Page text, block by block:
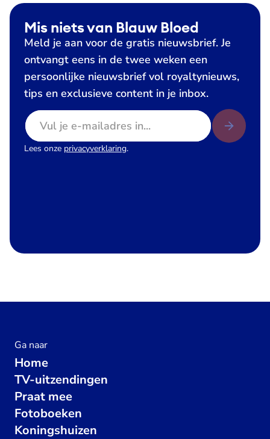
Mis niets van Blauw Bloed
Meld je aan voor de gratis nieuwsbrief. Je
ontvangt eens in de twee weken een
persoonlijke nieuwsbrief vol royaltynieuws,
tips en exclusieve content in je inbox.
E-mailadres
Lees onze privacyverklaring.
Ga naar
Home
TV-uitzendingen
Praat mee
Fotoboeken
Koningshuizen